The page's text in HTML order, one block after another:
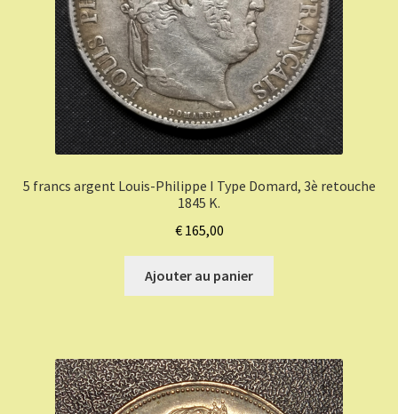
5 francs argent Louis-Philippe I Type Domard, 3è retouche
1845 K.
€165,00
Ajouter au panier